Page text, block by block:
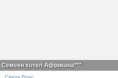
Семеен хотел Африкана***